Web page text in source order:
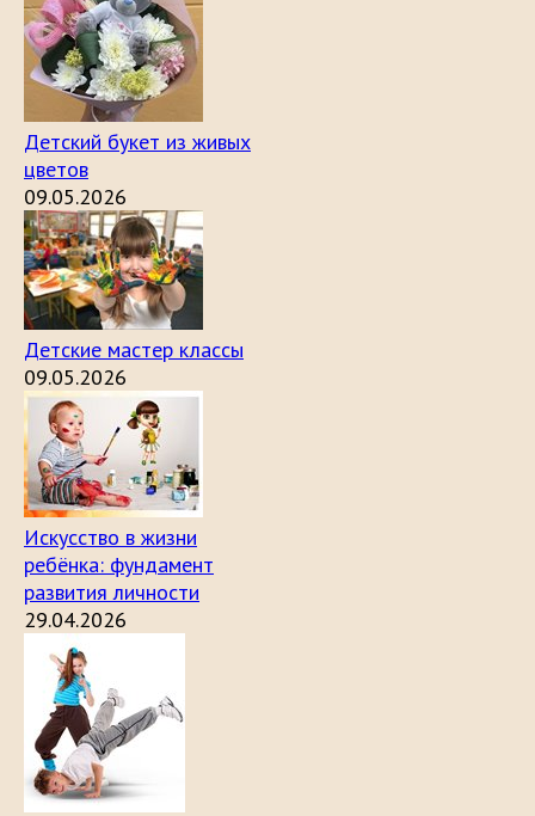
Детский букет из живых
цветов
09.05.2026
Детские мастер классы
09.05.2026
Искусство в жизни
ребёнка: фундамент
развития личности
29.04.2026